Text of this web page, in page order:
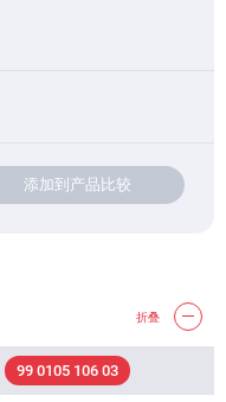
添加到产品比较
折叠
99 0105 106 03